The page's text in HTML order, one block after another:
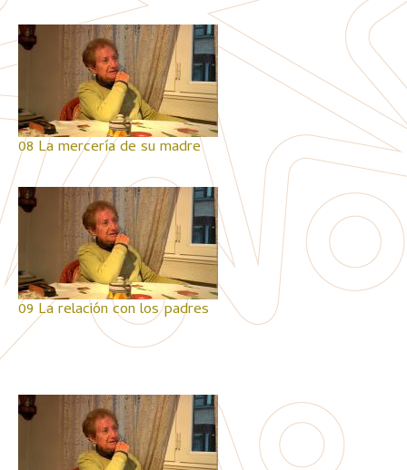
08 La mercería de su madre
09 La relación con los padres